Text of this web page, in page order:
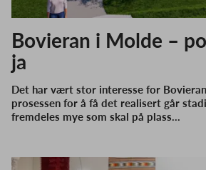
Bovieran i Molde –
ja
Det har vært stor interesse for
prosessen for å få det realisert går
fremdeles mye som skal på plass…